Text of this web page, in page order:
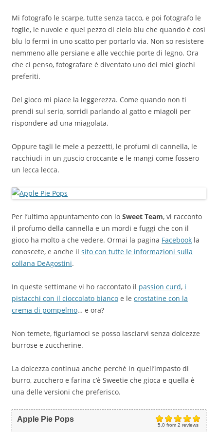
Mi fotografo le scarpe, tutte senza tacco, e poi fotografo le
foglie, le nuvole e quel pezzo di cielo blu che quando è così
blu lo fermi in uno scatto per portarlo via. Non so resistere
nemmeno alle persiane e alle vecchie porte di legno. Ora
che ci penso, fotografare è diventato uno dei miei giochi
preferiti.
Del gioco mi piace la leggerezza. Come quando non ti
prendi sul serio, sorridi parlando al gatto e miagoli per
rispondere ad una miagolata.
Oppure tagli le mele a pezzetti, le profumi di cannella, le
racchiudi in un guscio croccante e le mangi come fossero
un lecca lecca.
Per l’ultimo appuntamento con lo Sweet Team, vi racconto
il profumo della cannella e un mordi e fuggi che con il
gioco ha molto a che vedere. Ormai la pagina Facebook la
conoscete, e anche il sito con tutte le informazioni sulla
collana DeAgostini.
In queste settimane vi ho raccontato il passion curd, i
pistacchi con il cioccolato bianco e le crostatine con la
crema di pompelmo… e ora?
Non temete, figuriamoci se posso lasciarvi senza dolcezze
burrose e zuccherine.
La dolcezza continua anche perché in quell’impasto di
burro, zucchero e farina c’è Sweetie che gioca e quella è
una delle versioni che preferisco.
5.0from 2 reviews
Apple Pie Pops